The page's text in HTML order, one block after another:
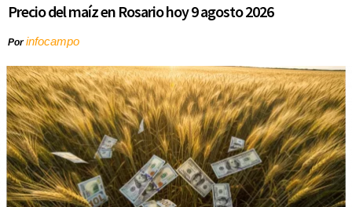
Precio del maíz en Rosario hoy 9 agosto 2026
Porinfocampo